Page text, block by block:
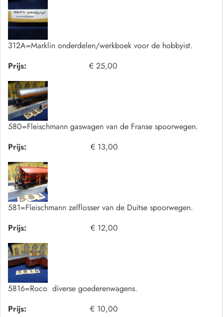
312A=Marklin onderdelen/werkboek voor de hobbyist.
Prijs:
€ 25,00
580=Fleischmann gaswagen van de Franse spoorwegen.
Prijs:
€ 13,00
581=Fleischmann zelflosser van de Duitse spoorwegen.
Prijs:
€ 12,00
5816=Roco diverse goederenwagens.
Prijs:
€ 10,00